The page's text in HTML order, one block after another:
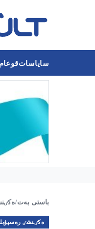
ساياساتقوعام
باستى بەت/
ەكٸنشٸ